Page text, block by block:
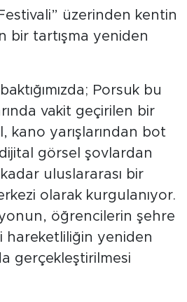
üzerinden kentin
bir tartışma yeniden
Porsuk bu
vakit geçirilen bir
kano yarışlarından bot
görsel şovlardan
uluslararası bir
olarak kurgulanıyor.
öğrencilerin şehre
hareketliliğin yeniden
gerçekleştirilmesi